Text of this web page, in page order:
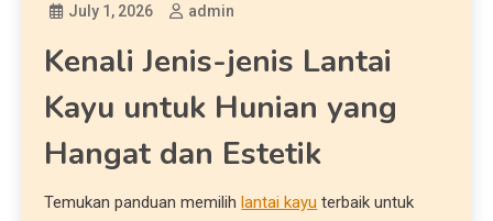
July 1, 2026 admin
Kenali Jenis-jenis Lantai
Kayu untuk Hunian yang
Hangat dan Estetik
Temukan panduan memilihlantai kayu terbaik untuk